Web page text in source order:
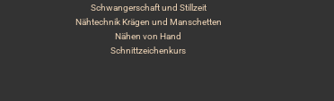
Schwangerschaft und Stillzeit
Nähtechnik Krägen und Manschetten
Nähen von Hand
Schnittzeichenkurs